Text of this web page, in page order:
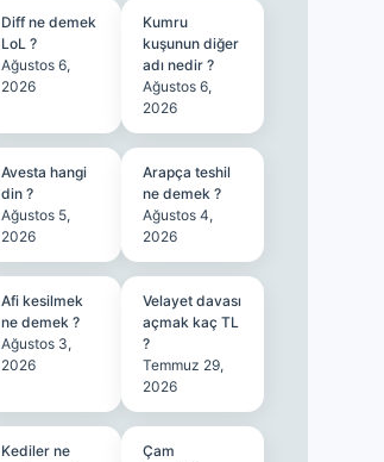
Diff ne demek
LoL ?
Ağustos 6,
2026
Kumru
kuşunun diğer
adı nedir ?
Ağustos 6,
2026
Avesta hangi
din ?
Ağustos 5,
2026
Arapça teshil
ne demek ?
Ağustos 4,
2026
Afi kesilmek
ne demek ?
Ağustos 3,
2026
Velayet davası
açmak kaç TL
?
Temmuz 29,
2026
Kediler ne
Çam